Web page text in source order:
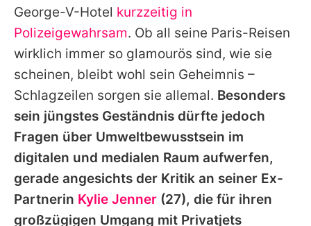
George-V-Hotel kurzzeitig in
Polizeigewahrsam. Ob all seine Paris-Reisen
wirklich immer so glamourös sind, wie sie
scheinen, bleibt wohl sein Geheimnis –
Schlagzeilen sorgen sie allemal. Besonders
sein jüngstes Geständnis dürfte jedoch
Fragen über Umweltbewusstsein im
digitalen und medialen Raum aufwerfen,
gerade angesichts der Kritik an seiner Ex-
Partnerin Kylie Jenner (27), die für ihren
großzügigen Umgang mit Privatjets